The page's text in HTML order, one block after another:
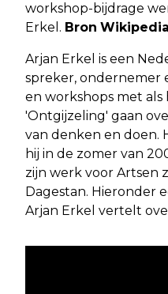
workshop-bijdrage
Erkel. Bron
Arjan Erkel is een
spreker, ondernemer
en workshops met
'Ontgijzeling' gaan
van denken en doen.
hij in de zomer van
zijn werk voor Artsen
Dagestan. Hieronder
Arjan Erkel vertelt